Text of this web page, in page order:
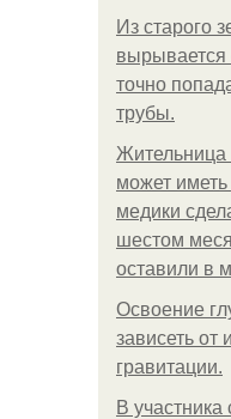
Из старого
вырывается
точно
трубы.
может иметь
медики
шестом
оставили в
Освоение
зависеть от
гравитации.
В